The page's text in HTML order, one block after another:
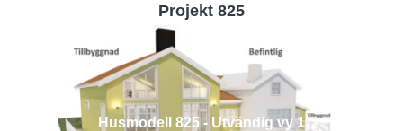
Projekt 825
Husmodell 825 - Utvändig vy 1